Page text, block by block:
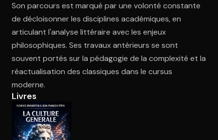
Ouvre l'app Appareil photo, pointe sur le code. C'est gratuit à
Son parcours est marqué par une volonté constante
de décloisonner les disciplines académiques, en
articulant l'analyse littéraire avec les enjeux
philosophiques. Ses travaux antérieurs se sont
souvent portés sur la pédagogie de la complexité et la
réactualisation des classiques dans le cursus
moderne.
Livres